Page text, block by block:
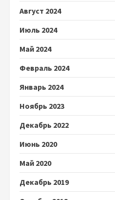
Август 2024
Июль 2024
Май 2024
Февраль 2024
Январь 2024
Ноябрь 2023
Декабрь 2022
Июнь 2020
Май 2020
Декабрь 2019